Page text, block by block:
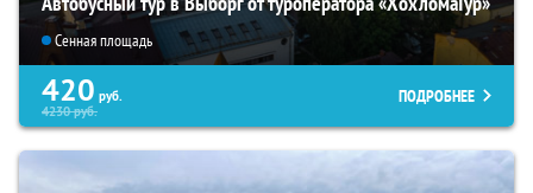
Сенная площадь
420 руб.
4230руб.
ПОДРОБНЕЕ